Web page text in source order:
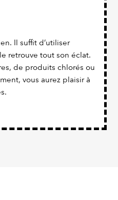
Il suffit d’utiliser
retrouve tout son éclat.
de produits chlorés ou
vous aurez plaisir à